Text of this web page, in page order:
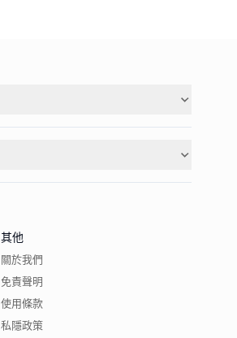
其他
關於我們
免責聲明
使用條款
私隱政策